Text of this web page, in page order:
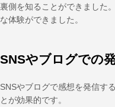
裏側を知ることができました
な体験ができました。
SNSやブログでの
SNSやブログで感想を発信す
とが効果的です。